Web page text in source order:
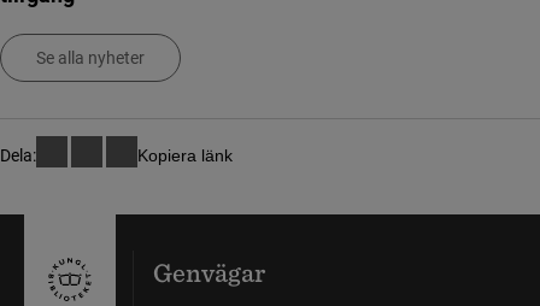
Se alla nyheter
Dela: Kopiera länk
Genvägar